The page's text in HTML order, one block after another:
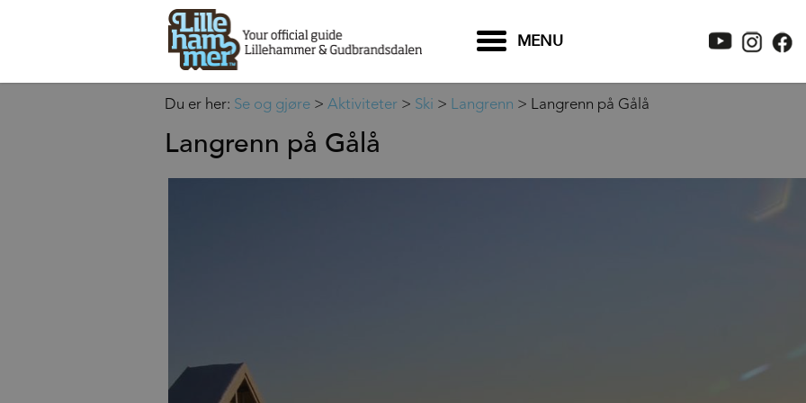
MENU
Du er her: Se og gjøre > Aktiviteter > Ski > Langrenn > Langrenn på Gålå
Langrenn på Gålå